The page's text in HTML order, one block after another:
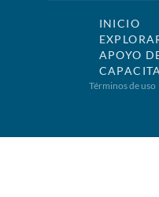
INICIO
APOYO
Términos de uso